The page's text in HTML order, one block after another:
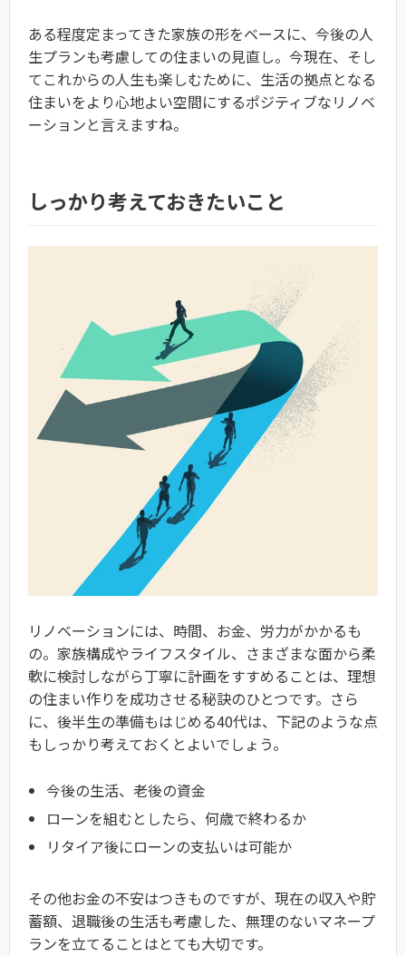
ある程度定まってきた家族の形をベースに、今後の人
生プランも考慮しての住まいの見直し。今現在、そし
てこれからの人生も楽しむために、生活の拠点となる
住まいをより心地よい空間にするポジティブなリノベ
ーションと言えますね。
しっかり考えておきたいこと
リノベーションには、時間、お金、労力がかかるも
の。家族構成やライフスタイル、さまざまな面から柔
軟に検討しながら丁寧に計画をすすめることは、理想
の住まい作りを成功させる秘訣のひとつです。さら
に、後半生の準備もはじめる40代は、下記のような点
もしっかり考えておくとよいでしょう。
今後の生活、老後の資金
ローンを組むとしたら、何歳で終わるか
リタイア後にローンの支払いは可能か
その他お金の不安はつきものですが、現在の収入や貯
蓄額、退職後の生活も考慮した、無理のないマネープ
ランを立てることはとても大切です。